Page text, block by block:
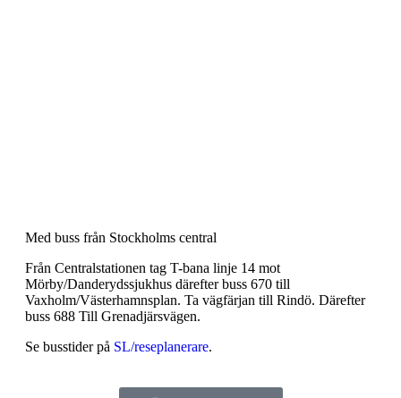
Med buss från Stockholms central
Från Centralstationen tag T-bana linje 14 mot
Mörby/Danderydssjukhus därefter buss 670 till
Vaxholm/Västerhamnsplan. Ta vägfärjan till Rindö. Därefter
buss 688 Till Grenadjärsvägen.
Se busstider på SL/reseplanerare.